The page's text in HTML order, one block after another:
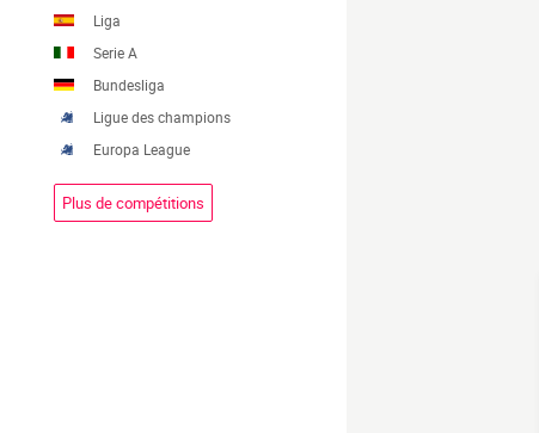
Liga
Serie A
Bundesliga
Ligue des champions
Europa League
Plus de compétitions